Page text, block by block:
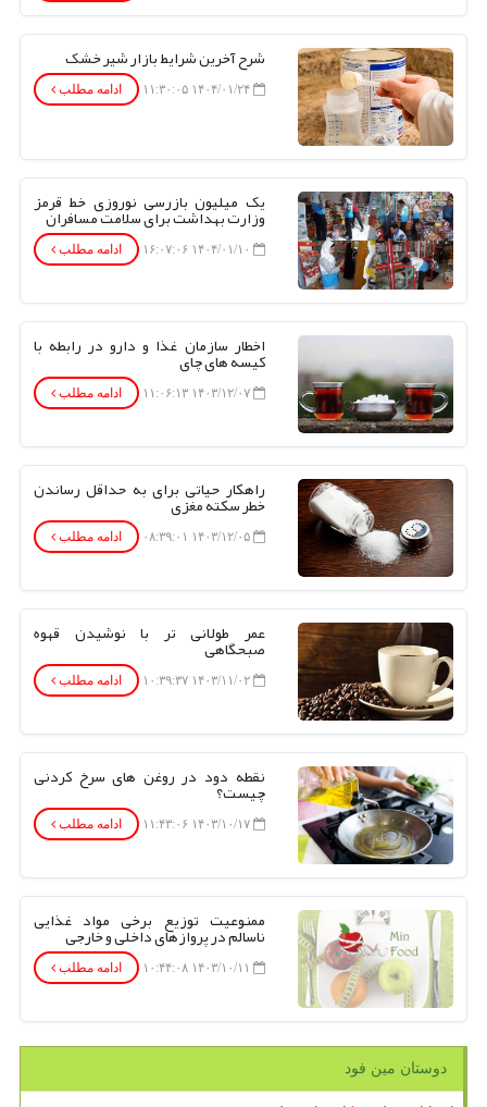
شرح آخرین شرایط بازار شیر خشک
۱۴۰۴/۰۱/۲۴ ۱۱:۳۰:۰۵ ادامه مطلب
یک میلیون بازرسی نوروزی خط قرمز
وزارت بهداشت برای سلامت مسافران
ادامه مطلب
اخطار سازمان غذا و دارو در رابطه با
کیسه های چای
۱۴۰۳/۱۲/۰۷ ۱۱:۰۶:۱۳ ادامه مطلب
راهکار حیاتی برای به حداقل رساندن
خطر سکته مغزی
۱۴۰۳/۱۲/۰۵ ۰۸:۳۹:۰۱ ادامه مطلب
عمر طولانی تر با نوشیدن قهوه
صبحگاهی
۱۴۰۳/۱۱/۰۲ ۱۰:۳۹:۳۷ ادامه مطلب
نقطه دود در روغن های سرخ کردنی
چیست؟
۱۴۰۳/۱۰/۱۷ ۱۱:۴۳:۰۶ ادامه مطلب
ممنوعیت توزیع برخی مواد غذایی
ناسالم در پروازهای داخلی و خارجی
ادامه مطلب
دوستان مین فود